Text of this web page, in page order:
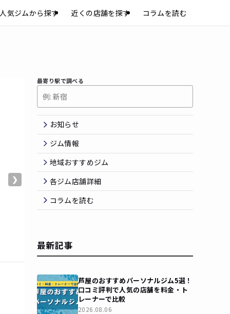
人気ジムから探す 近くの店舗を探す コラムを読む
❯
最寄り駅で調べる
お知らせ
ジム情報
地域おすすめジム
各ジム店舗詳細
コラムを読む
最新記事
芦屋のおすすめパーソナルジム5選！
口コミ評判で人気の店舗を料金・ト
レーナーで比較
2026.08.06